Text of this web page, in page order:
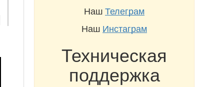
НашТелеграм
Наш Инстаграм
Техническая
поддержка